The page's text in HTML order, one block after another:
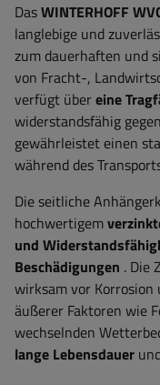
DasWINTERHOFF
langlebige und
zum dauerhaften und
von Fracht-,
verfügt übereine
widerstandsfähig
gewährleistet einen
während des
Die seitliche
hochwertigem
und
Beschädigungen . Die
wirksam vor Korrosion
äußerer Faktoren wie
wechselnden
lange Lebensdauer